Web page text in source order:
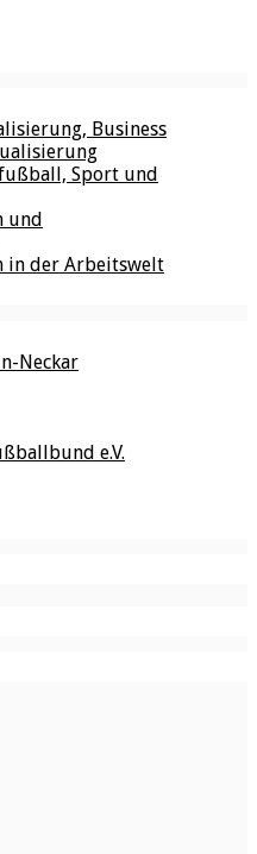
Business
Sport und
und
in der Arbeitswelt
Neckar
e.V.